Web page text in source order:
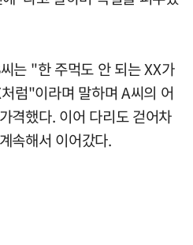
는 "한 주먹도 안 되는 XX가
럼"이라며 말하며 A씨의 어
격했다. 이어 다리도 걷어차
속해서 이어갔다.